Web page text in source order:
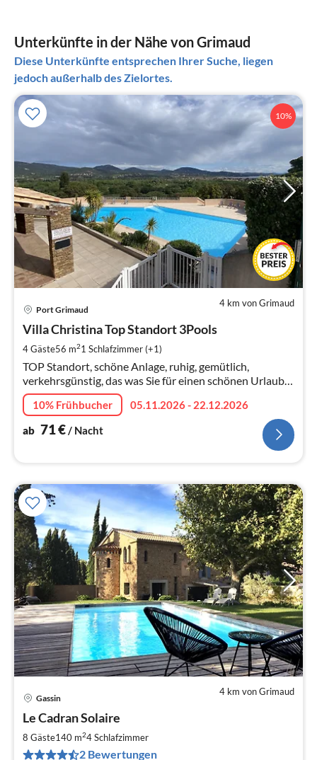
Unterkünfte in der Nähe von Grimaud
Diese Unterkünfte entsprechen Ihrer Suche, liegen
jedoch außerhalb des Zielortes.
10%
4 km von Grimaud
Port Grimaud
Villa Christina Top Standort 3Pools
4 Gäste56 m21 Schlafzimmer (+1)
TOP Standort, schöne Anlage, ruhig, gemütlich,
verkehrsgünstig, das was Sie für einen schönen Urlaub
brauchen
10% Frühbucher
05.11.2026 - 22.12.2026
ab 71€/ Nacht
4 km von Grimaud
Gassin
Le Cadran Solaire
8 Gäste140 m24Schlafzimmer
2 Bewertungen